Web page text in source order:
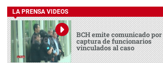
LA PRENSA VIDEOS
BCH emite comunicado por
captura de funcionarios
vinculados al caso